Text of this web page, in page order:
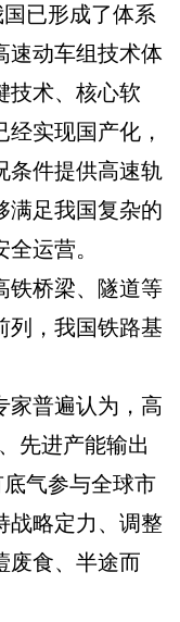
已形成了体系
速动车组技术体
技术、核心软
实现国产化，
条件提供高速轨
满足我国复杂的
运营。
桥梁、隧道等
列，我国铁路基
普遍认为，高
先进产能输出
气参与全球市
战略定力、调整
废食、半途而